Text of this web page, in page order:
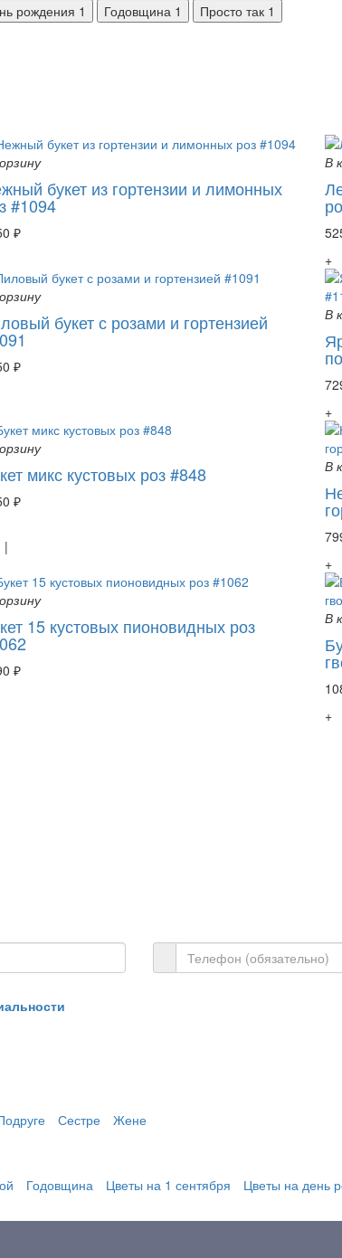
рождения 1 Годовщина 1 Просто так 1
букет из гортензии и лимонных
#1094
₽
В
+
букет с розами и гортензией
₽
В
+
микс кустовых роз #848
₽
|
В
+
15 кустовых пионовидных роз
₽
В
+
Сестре Жене
Годовщина Цветы на 1 сентября Цветы на день